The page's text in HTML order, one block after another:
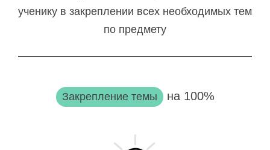
ученику в закреплении всех необходимых тем
по предмету
Закрепление темы на 100%